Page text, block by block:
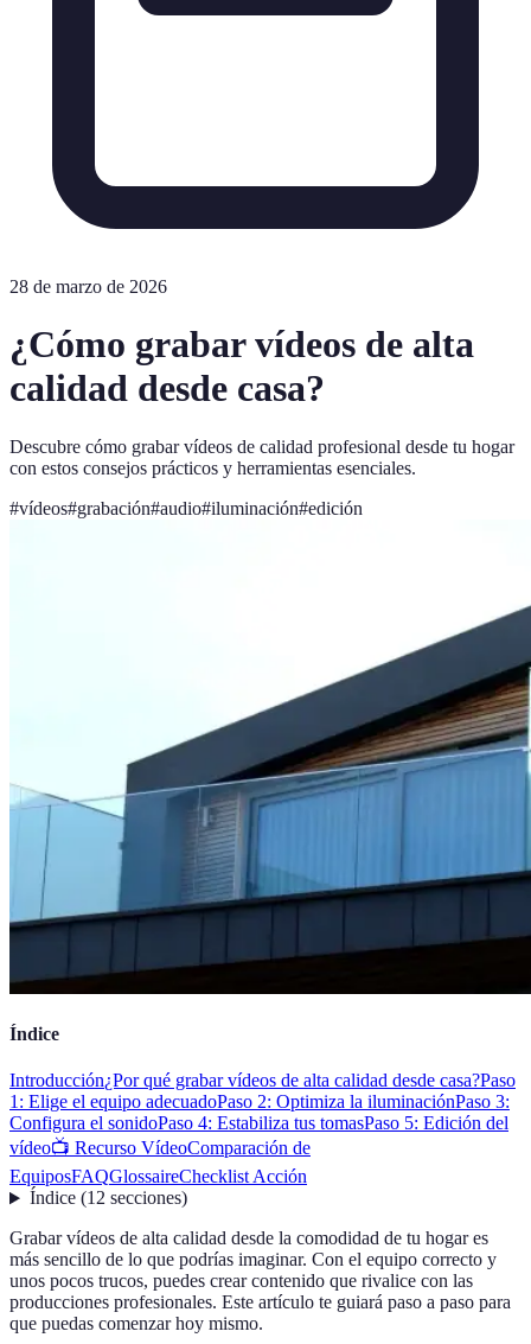
28 de marzo de 2026
¿Cómo grabar vídeos de alta
calidad desde casa?
Descubre cómo grabar vídeos de calidad profesional desde tu hogar
con estos consejos prácticos y herramientas esenciales.
#vídeos#grabación#audio#iluminación#edición
Índice
Introducción¿Por qué grabar vídeos de alta calidad desde casa?Paso
1: Elige el equipo adecuadoPaso 2: Optimiza la iluminaciónPaso 3:
Configura el sonidoPaso 4: Estabiliza tus tomasPaso 5: Edición del
vídeo📺 Recurso VídeoComparación de
EquiposFAQGlossaireChecklist Acción
Índice(12 secciones)
Grabar vídeos de alta calidad desde la comodidad de tu hogar es
más sencillo de lo que podrías imaginar. Con el equipo correcto y
unos pocos trucos, puedes crear contenido que rivalice con las
producciones profesionales. Este artículo te guiará paso a paso para
que puedas comenzar hoy mismo.